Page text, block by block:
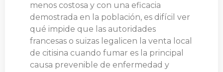
menos costosa y con una eficacia
demostrada en la población, es difícil ver
qué impide que las autoridades
francesas o suizas legalicen la venta local
de citisina cuando fumar es la principal
causa prevenible de enfermedad y